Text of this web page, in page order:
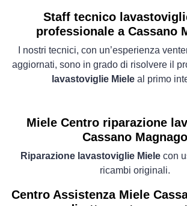
Staff tecnico
professionale a Cassano
I nostri tecnici, con un’esperienza
aggiornati, sono in grado di risolvere il
lavastoviglie Mieleal primo
Miele Centro riparazione
Cassano Magnago
Riparazione lavastoviglie Mielecon
ricambi originali.
Centro Assistenza Miele